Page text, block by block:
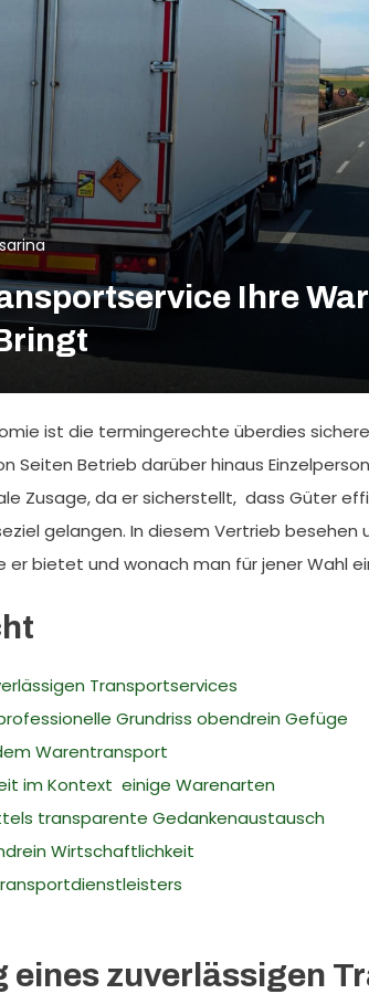
sarina
Ihre
ist die termingerechte überdies
Seiten Betrieb darüber hinaus
Zusage, da er sicherstellt, dass Güter
gelangen. In diesem Vertrieb besehen
er bietet und wonach man für jener Wahl
Transportservices
Grundriss obendrein Gefüge
Warentransport
im Kontext einige Warenarten
transparente Gedankenaustausch
Wirtschaftlichkeit
eines zuverlässigen